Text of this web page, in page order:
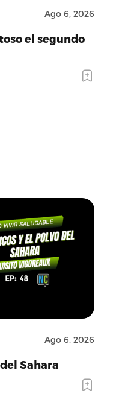
Ago 6, 2026
el segundo
Ago 6, 2026
Sahara